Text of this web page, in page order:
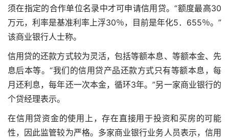
须在指定的合作单位名录中才可申请信用贷。“额度最高30
万元，利率是基准利率上浮30％，目前是年化5．655％。”
该商业银行人士称。
信用贷的还款方式较为灵活，包括等额本息、等额本金、先
息后本等。“我们的信用贷产品还款方式只有等额本息，每
月还利息，每年还一次本金，循环3年。”另一家商业银行的
个贷经理表示。
在信用贷资金的使用上，存在直接用于投资和买房的可能
性，因此监管较为严格。多家商业银行业务人员表示，信用